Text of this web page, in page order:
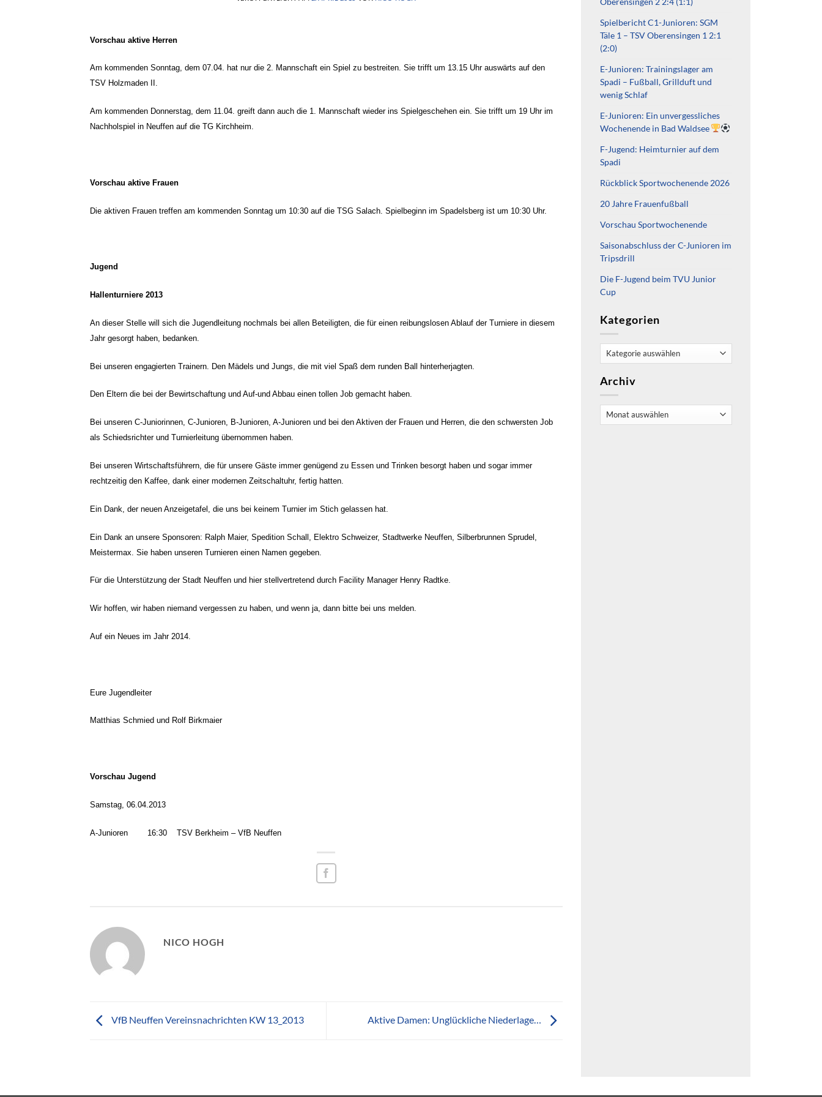
Vorschau aktive Herren
Am kommenden Sonntag, dem 07.04. hat nur die 2. Mannschaft ein Spiel zu bestreiten. Sie trifft um 13.15 Uhr auswärts auf den
TSV Holzmaden II.
Am kommenden Donnerstag, dem 11.04. greift dann auch die 1. Mannschaft wieder ins Spielgeschehen ein. Sie trifft um 19 Uhr im
Nachholspiel in Neuffen auf die TG Kirchheim.
Vorschau aktive Frauen
Die aktiven Frauen treffen am kommenden Sonntag um 10:30 auf die TSG Salach. Spielbeginn im Spadelsberg ist um 10:30 Uhr.
Jugend
Hallenturniere 2013
An dieser Stelle will sich die Jugendleitung nochmals bei allen Beteiligten, die für einen reibungslosen Ablauf der Turniere in diesem
Jahr gesorgt haben, bedanken.
Bei unseren engagierten Trainern. Den Mädels und Jungs, die mit viel Spaß dem runden Ball hinterherjagten.
Den Eltern die bei der Bewirtschaftung und Auf-und Abbau einen tollen Job gemacht haben.
Bei unseren C-Juniorinnen, C-Junioren, B-Junioren, A-Junioren und bei den Aktiven der Frauen und Herren, die den schwersten Job
als Schiedsrichter und Turnierleitung übernommen haben.
Bei unseren Wirtschaftsführern, die für unsere Gäste immer genügend zu Essen und Trinken besorgt haben und sogar immer
rechtzeitig den Kaffee, dank einer modernen Zeitschaltuhr, fertig hatten.
Ein Dank, der neuen Anzeigetafel, die uns bei keinem Turnier im Stich gelassen hat.
Ein Dank an unsere Sponsoren: Ralph Maier, Spedition Schall, Elektro Schweizer, Stadtwerke Neuffen, Silberbrunnen Sprudel,
Meistermax. Sie haben unseren Turnieren einen Namen gegeben.
Für die Unterstützung der Stadt Neuffen und hier stellvertretend durch Facility Manager Henry Radtke.
Wir hoffen, wir haben niemand vergessen zu haben, und wenn ja, dann bitte bei uns melden.
Auf ein Neues im Jahr 2014.
Eure Jugendleiter
Matthias Schmied und Rolf Birkmaier
Vorschau Jugend
Samstag, 06.04.2013
A-Junioren 16:30 TSV Berkheim – VfB Neuffen
NICO HOGH
VfB Neuffen Vereinsnachrichten KW 13_2013 Aktive Damen: Unglückliche Niederlage…
Spielbericht C1-Junioren: SGM
Täle 1 – TSV Oberensingen 1 2:1
(2:0)
E-Junioren: Trainingslager am
Spadi – Fußball, Grillduft und
wenig Schlaf
E-Junioren: Ein unvergessliches
Wochenende in Bad Waldsee
F-Jugend: Heimturnier auf dem
Spadi
Rückblick Sportwochenende 2026
20 Jahre Frauenfußball
Vorschau Sportwochenende
Saisonabschluss der C-Junioren im
Tripsdrill
Die F-Jugend beim TVU Junior
Cup
Kategorien
Kategorien
Archiv
Archiv